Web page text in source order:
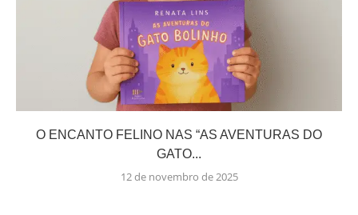
O ENCANTO FELINO NAS “AS AVENTURAS DO
GATO...
12 de novembro de 2025